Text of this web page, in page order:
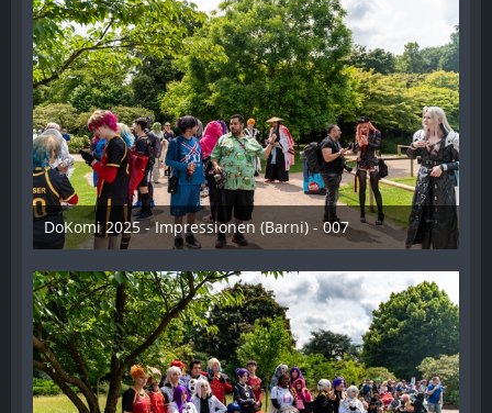
DoKomi 2025 - Impressionen (Barni) - 007
16. Juli 2025